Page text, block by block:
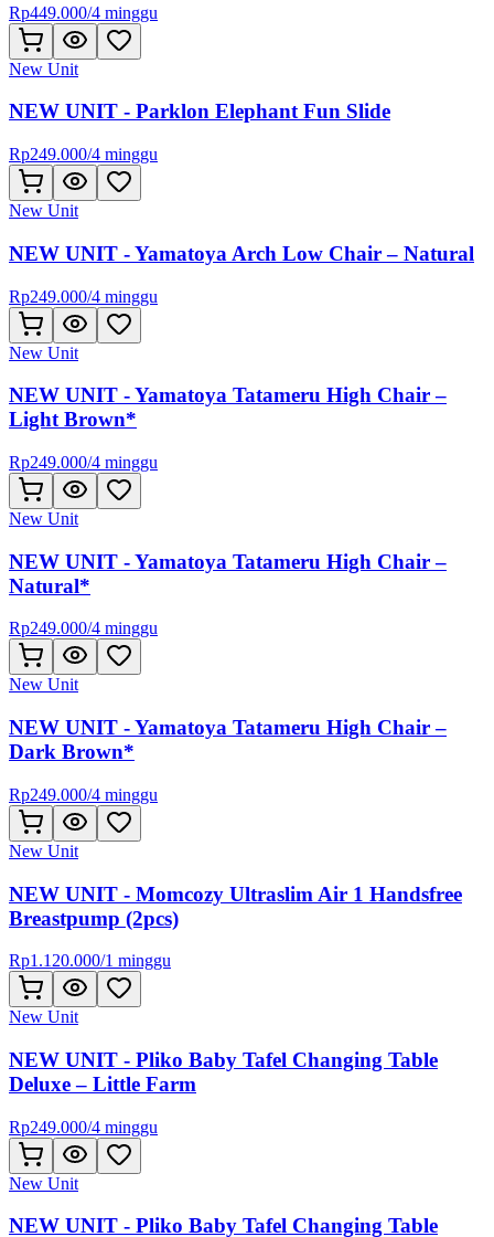
Rp449.000/4 minggu
New Unit
NEW UNIT - Parklon Elephant Fun Slide
Rp249.000/4 minggu
New Unit
NEW UNIT - Yamatoya Arch Low Chair – Natural
Rp249.000/4 minggu
New Unit
NEW UNIT - Yamatoya Tatameru High Chair –
Light Brown*
Rp249.000/4 minggu
New Unit
NEW UNIT - Yamatoya Tatameru High Chair –
Natural*
Rp249.000/4 minggu
New Unit
NEW UNIT - Yamatoya Tatameru High Chair –
Dark Brown*
Rp249.000/4 minggu
New Unit
NEW UNIT - Momcozy Ultraslim Air 1 Handsfree
Breastpump (2pcs)
Rp1.120.000/1 minggu
New Unit
NEW UNIT - Pliko Baby Tafel Changing Table
Deluxe – Little Farm
Rp249.000/4 minggu
New Unit
NEW UNIT - Pliko Baby Tafel Changing Table